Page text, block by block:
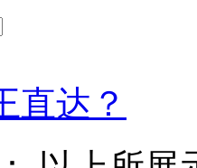
直达？